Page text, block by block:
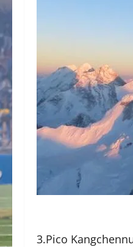
3.Pico